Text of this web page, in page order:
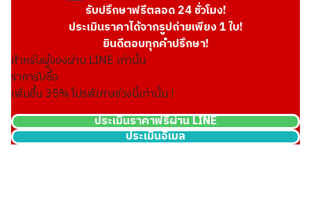
รับปรึกษาฟรีตลอด 24 ชั่วโมง!
ประเมินราคาได้จากรูปถ่ายเพียง 1 ใบ!
ยินดีตอบทุกคำปรึกษา!
สำหรับผู้จองผ่าน LINE เท่านั้น
ราคารับซื้อ
เพิ่มขึ้น35% โปรพิเศษช่วงนี้เท่านั้น !
ประเมินราคาฟรีผ่าน LINE
ประเมินอีเมล